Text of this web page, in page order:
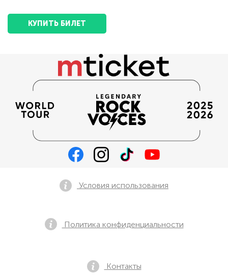
КУПИТЬ БИЛЕТ
Условия использования
Политика конфиденциальности
Контакты